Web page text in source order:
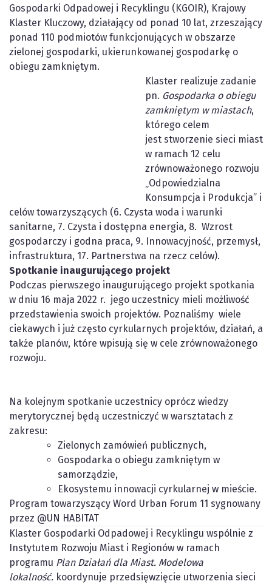
Gospodarki Odpadowej i Recyklingu (KGOIR), Krajowy
Klaster Kluczowy, działający od ponad 10 lat, zrzeszający
ponad 110 podmiotów funkcjonujących w obszarze
zielonej gospodarki, ukierunkowanej gospodarkę o
obiegu zamkniętym.
Klaster realizuje zadanie
pn. Gospodarka o obiegu
zamkniętym w miastach,
którego celem
jest stworzenie sieci miast
w ramach 12 celu
zrównoważonego rozwoju
„Odpowiedzialna
Konsumpcja i Produkcja” i
celów towarzyszących (6. Czysta woda i warunki
sanitarne, 7. Czysta i dostępna energia, 8. Wzrost
gospodarczy i godna praca, 9. Innowacyjność, przemysł,
infrastruktura, 17. Partnerstwa na rzecz celów).
Spotkanie inaugurującego projekt
Podczas pierwszego inaugurującego projekt spotkania
w dniu 16 maja 2022 r. jego uczestnicy mieli możliwość
przedstawienia swoich projektów. Poznaliśmy wiele
ciekawych i już często cyrkularnych projektów, działań, a
także planów, które wpisują się w cele zrównoważonego
rozwoju.
Na kolejnym spotkanie uczestnicy oprócz wiedzy
merytorycznej będą uczestniczyć w warsztatach z
zakresu:
Zielonych zamówień publicznych,
Gospodarka o obiegu zamkniętym w
samorządzie,
Ekosystemu innowacji cyrkularnej w mieście.
Program towarzyszący Word Urban Forum 11 sygnowany
przez @UN HABITAT
Klaster Gospodarki Odpadowej i Recyklingu wspólnie z
Instytutem Rozwoju Miast i Regionów w ramach
programu Plan Działań dla Miast. Modelowa
lokalność. koordynuje przedsięwzięcie utworzenia sieci